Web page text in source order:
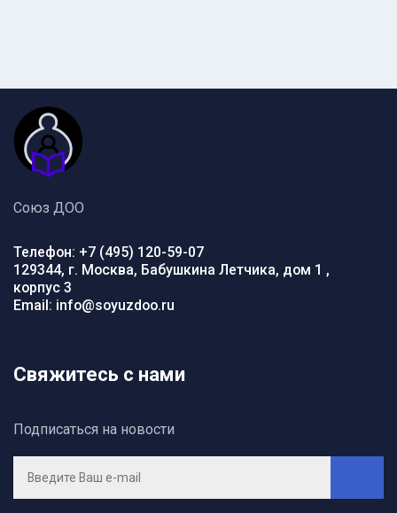
Союз ДОО
Телефон: +7 (495) 120-59-07
129344, г. Москва, Бабушкина Летчика, дом 1 ,
корпус 3
Email: info@soyuzdoo.ru
Свяжитесь с нами
Подписаться на новости